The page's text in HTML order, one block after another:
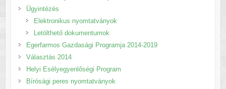
Ügyintézés
Elektronikus nyomtatványok
Letölthető dokumentumok
Egerfarmos Gazdasági Programja 2014-2019
Választás 2014
Helyi Esélyegyenlőségi Program
Bírósági peres nyomtatványok